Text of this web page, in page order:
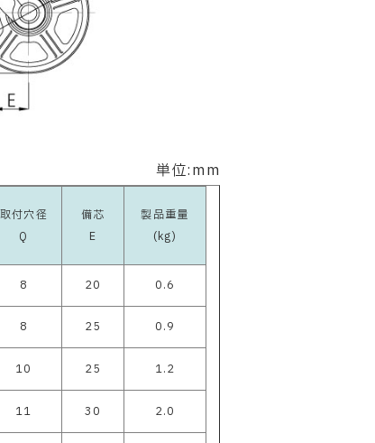
単位:mm
取付穴径
Q
備芯
E
製品重量
(kg)
8 20 0.6
8 25 0.9
10 25 1.2
11 30 2.0